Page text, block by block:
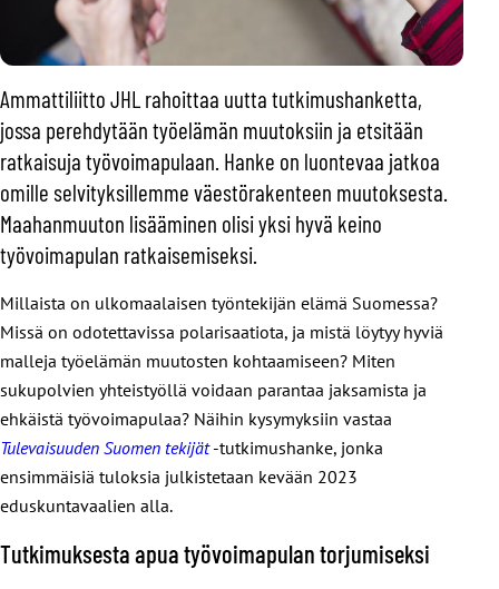
Ammattiliitto JHL rahoittaa uutta tutkimushanketta,
jossa perehdytään työelämän muutoksiin ja etsitään
ratkaisuja työvoimapulaan. Hanke on luontevaa jatkoa
omille selvityksillemme väestörakenteen muutoksesta.
Maahanmuuton lisääminen olisi yksi hyvä keino
työvoimapulan ratkaisemiseksi.
Millaista on ulkomaalaisen työntekijän elämä Suomessa?
Missä on odotettavissa polarisaatiota, ja mistä löytyy hyviä
malleja työelämän muutosten kohtaamiseen? Miten
sukupolvien yhteistyöllä voidaan parantaa jaksamista ja
ehkäistä työvoimapulaa? Näihin kysymyksiin vastaa
Tulevaisuuden Suomen tekijät-tutkimushanke, jonka
ensimmäisiä tuloksia julkistetaan kevään 2023
eduskuntavaalien alla.
Tutkimuksesta apua työvoimapulan torjumiseksi